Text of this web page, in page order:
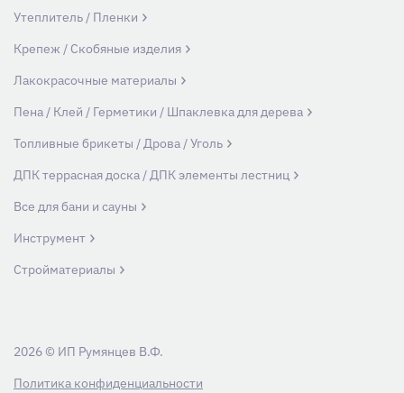
Утеплитель / Пленки
Крепеж / Скобяные изделия
Лакокрасочные материалы
Пена / Клей / Герметики / Шпаклевка для дерева
Топливные брикеты / Дрова / Уголь
ДПК террасная доска / ДПК элементы лестниц
Все для бани и сауны
Инструмент
Стройматериалы
Политика конфиденциальности
2026 © ИП Румянцев В.Ф.